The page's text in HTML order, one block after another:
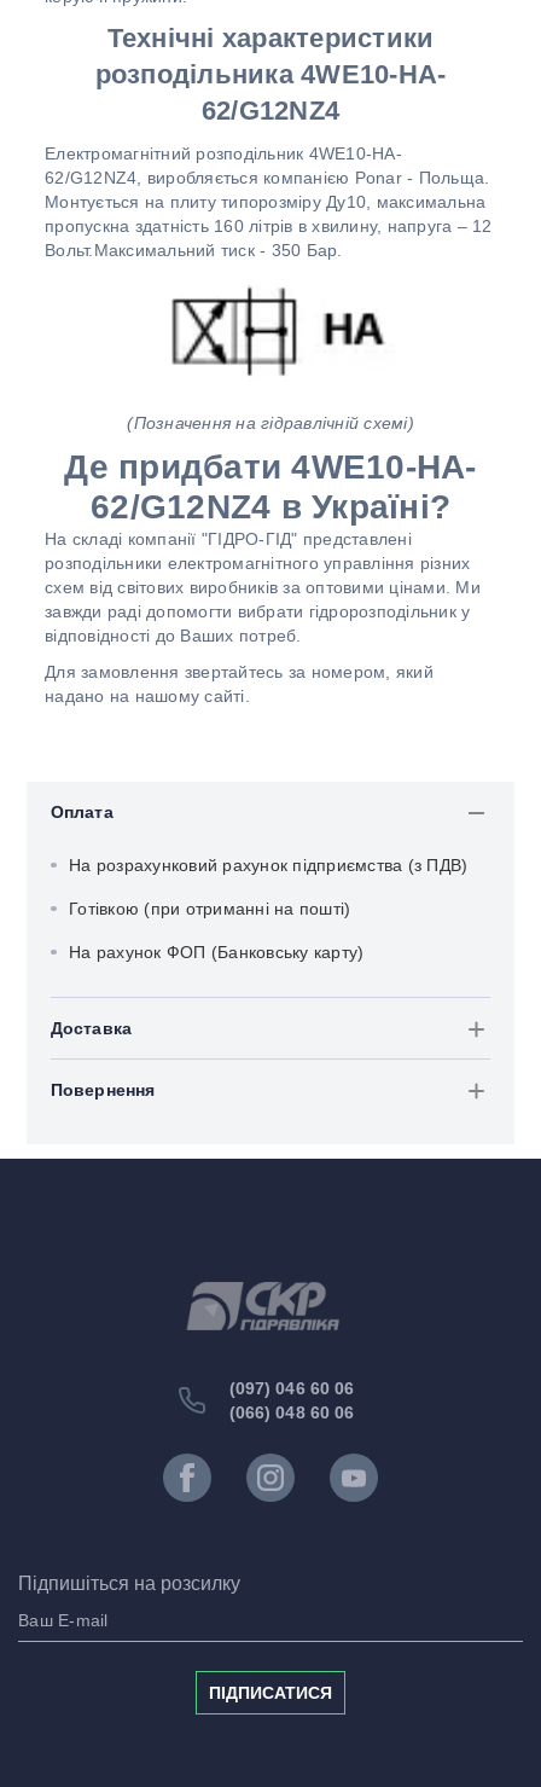
Технічні характеристики
розподільника 4WE10-HA-
62/G12NZ4
Електромагнітний розподільник 4WE10-HA-
62/G12NZ4, виробляється компанією Ponar - Польща.
Монтується на плиту типорозміру Ду10, максимальна
пропускна здатність 160 літрів в хвилину, напруга – 12
Вольт.Максимальний тиск - 350 Бар.
(Позначення на гідравлічній схемі)
Де придбати 4WE10-HA-
62/G12NZ4 в Україні?
На складі компанії "ГІДРО-ГІД" представлені
розподільники електромагнітного управління різних
схем від світових виробників за оптовими цінами. Ми
завжди раді допомогти вибрати гідророзподільник у
відповідності до Ваших потреб.
Для замовлення звертайтесь за номером, який
надано на нашому сайті.
Оплата
На розрахунковий рахунок підприємства (з ПДВ)
Готівкою (при отриманні на пошті)
На рахунок ФОП (Банковську карту)
Доставка
Повернення
(097) 046 60 06
(066) 048 60 06
Підпишіться на розсилку
ПІДПИСАТИСЯ